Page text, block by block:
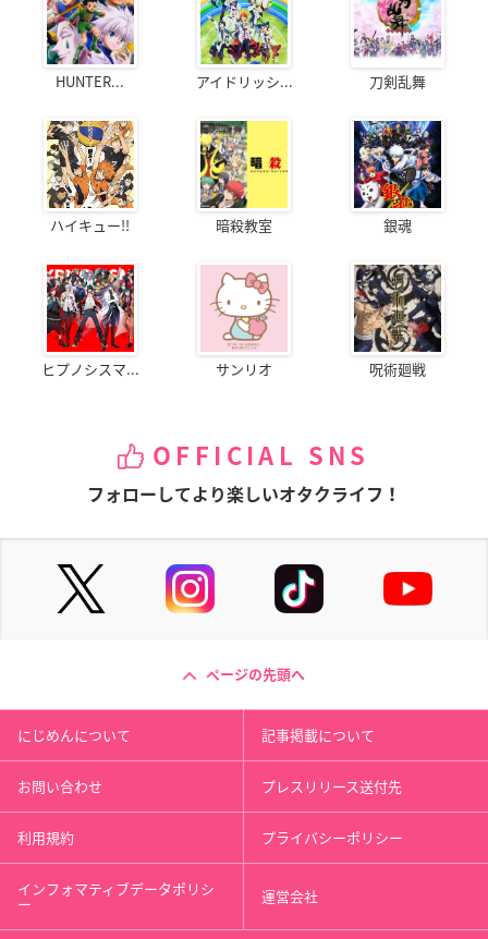
HUNTER... アイドリッシ... 刀剣乱舞
ハイキュー!! 暗殺教室 銀魂
ヒプノシスマ... サンリオ 呪術廻戦
OFFICIAL SNS
フォローしてより楽しいオタクライフ！
ページの先頭へ
にじめんについて 記事掲載について
お問い合わせ プレスリリース送付先
利用規約 プライバシーポリシー
インフォマティブデータポリシ
ー 運営会社